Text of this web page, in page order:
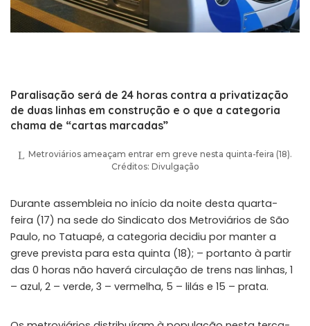
Paralisação será de 24 horas contra a privatização
de duas linhas em construção e o que a categoria
chama de “cartas marcadas”
Metroviários ameaçam entrar em greve nesta quinta-feira (18).
Créditos: Divulgação
Durante assembleia no início da noite desta quarta-
feira (17) na sede do Sindicato dos Metroviários de São
Paulo, no Tatuapé, a categoria decidiu por manter a
greve prevista para esta quinta (18); – portanto à partir
das 0 horas não haverá circulação de trens nas linhas, 1
– azul, 2 – verde, 3 – vermelha, 5 – lilás e 15 – prata.